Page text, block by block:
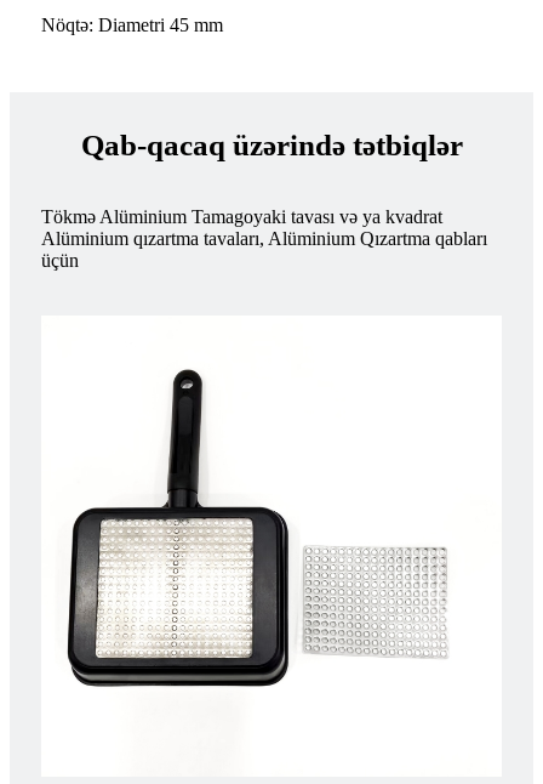
Nöqtə: Diametri 45 mm
Qab-qacaq üzərində tətbiqlər
Tökmə Alüminium Tamagoyaki tavası və ya kvadrat
Alüminium qızartma tavaları, Alüminium Qızartma qabları
üçün